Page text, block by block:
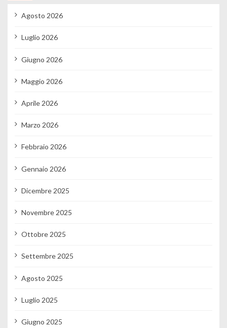
Agosto 2026
Luglio 2026
Giugno 2026
Maggio 2026
Aprile 2026
Marzo 2026
Febbraio 2026
Gennaio 2026
Dicembre 2025
Novembre 2025
Ottobre 2025
Settembre 2025
Agosto 2025
Luglio 2025
Giugno 2025